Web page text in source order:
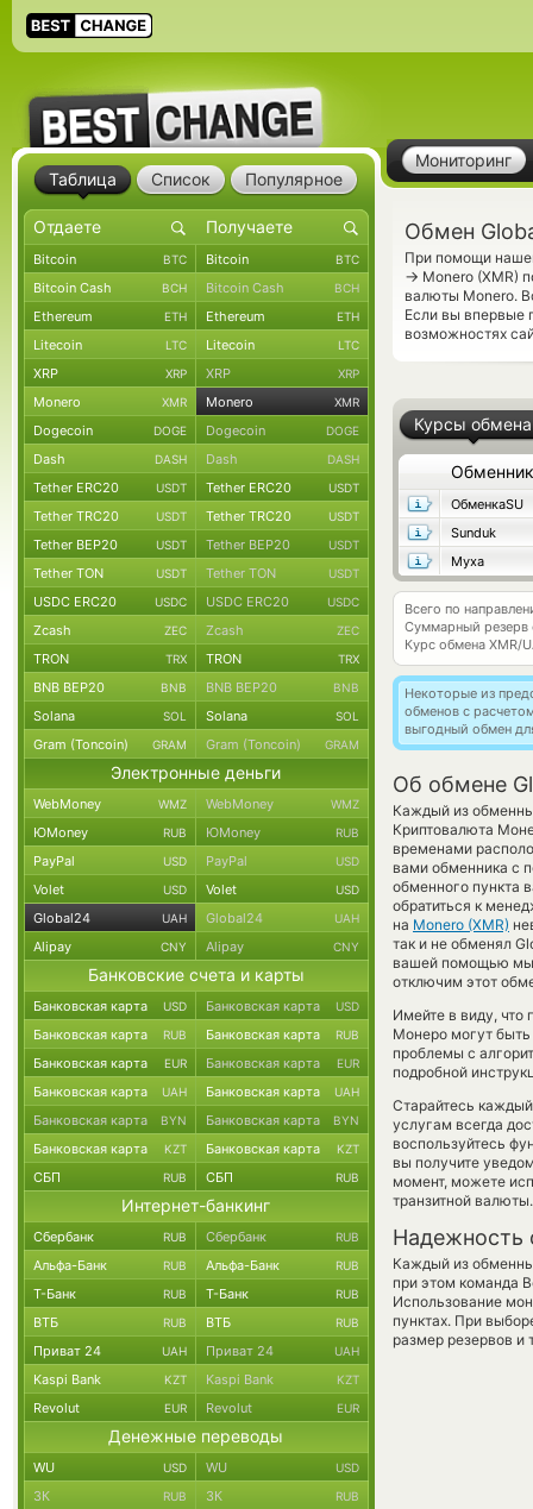
Мониторинг
Обмен
При помощи
→ Monero (XMR)
валюты Monero.
Если вы впервые
возможностях
Курсы обмена
Обменник
ОбменкаSU
Sunduk
Муха
Всего по
Суммарный резерв
Курс обмена XMR/
Некоторые из
обменов с
выгодный обмен
Об обмене
Каждый из
Криптовалюта
временами
вами обменника с
обменного пункта
обратиться к
на Monero (XMR)
так и не обменял
вашей помощью мы
отключим этот
Имейте в виду, что
Монеро могут быть
проблемы с
подробной
Старайтесь
услугам всегда
воспользуйтесь
вы получите
момент, можете
транзитной валюты.
Надежность
Каждый из
при этом команда
Использование
пунктах. При
размер резервов и
Таблица Список Популярное
Bitcoin BTC Bitcoin BTC
Bitcoin Cash BCH Bitcoin Cash BCH
Ethereum ETH Ethereum ETH
Litecoin LTC Litecoin LTC
XRP XRP XRP XRP
Monero XMR Monero XMR
Dogecoin DOGE Dogecoin DOGE
Dash DASH Dash DASH
Tether ERC20 USDT Tether ERC20 USDT
Tether TRC20 USDT Tether TRC20 USDT
Tether BEP20 USDT Tether BEP20 USDT
Tether TON USDT Tether TON USDT
USDC ERC20 USDC USDC ERC20 USDC
Zcash ZEC Zcash ZEC
TRON TRX TRON TRX
BNB BEP20 BNB BNB BEP20 BNB
Solana SOL Solana SOL
Gram (Toncoin) GRAM Gram (Toncoin) GRAM
Электронные деньги
WebMoney WMZ WebMoney WMZ
ЮMoney RUB ЮMoney RUB
PayPal USD PayPal USD
Volet USD Volet USD
Global24 UAH Global24 UAH
Alipay CNY Alipay CNY
Банковские счета и карты
Банковская карта USD Банковская карта USD
Банковская карта RUB Банковская карта RUB
Банковская карта EUR Банковская карта EUR
Банковская карта UAH Банковская карта UAH
Банковская карта BYN Банковская карта BYN
Банковская карта KZT Банковская карта KZT
СБП RUB СБП RUB
Интернет-банкинг
Сбербанк RUB Сбербанк RUB
Альфа-Банк RUB Альфа-Банк RUB
Т-Банк RUB Т-Банк RUB
ВТБ RUB ВТБ RUB
Приват 24 UAH Приват 24 UAH
Kaspi Bank KZT Kaspi Bank KZT
Revolut EUR Revolut EUR
Денежные переводы
WU USD WU USD
ЗК RUB ЗК RUB